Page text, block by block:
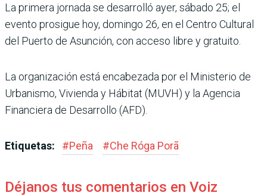
La primera jornada se desarrolló ayer, sábado 25; el
evento prosigue hoy, domingo 26, en el Centro Cultural
del Puerto de Asunción, con acceso libre y gratuito.
La organización está encabezada por el Ministerio de
Urbanismo, Vivienda y Hábitat (MUVH) y la Agencia
Financiera de Desarrollo (AFD).
Etiquetas: #Peña #Che Róga Porã
Déjanos tus comentarios en Voiz